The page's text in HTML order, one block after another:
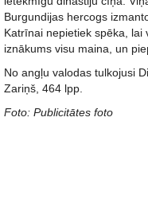
Burgundijas hercogs
Katrīnai nepietiek spēka, lai
iznākums visu maina, un
No angļu valodas tulkojusi
Zariņš, 464 lpp.
Foto: Publicitātes foto